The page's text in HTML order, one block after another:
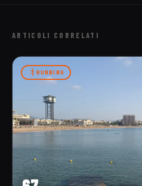
ARTICOLI CORRELATI
RUNNING